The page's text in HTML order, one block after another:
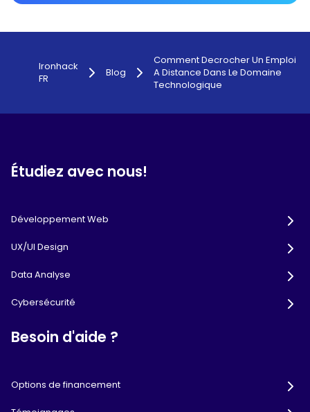
Ironhack
FR
Blog
Comment Decrocher Un Emploi
A Distance Dans Le Domaine
Technologique
Étudiez avec nous!
Développement Web
UX/UI Design
Data Analyse
Cybersécurité
Besoin d'aide ?
Options de financement